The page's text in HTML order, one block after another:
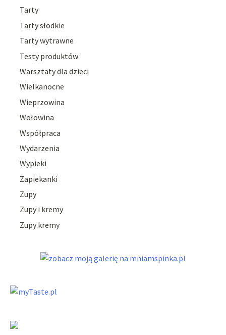
Tarty
Tarty słodkie
Tarty wytrawne
Testy produktów
Warsztaty dla dzieci
Wielkanocne
Wieprzowina
Wołowina
Współpraca
Wydarzenia
Wypieki
Zapiekanki
Zupy
Zupy i kremy
Zupy kremy